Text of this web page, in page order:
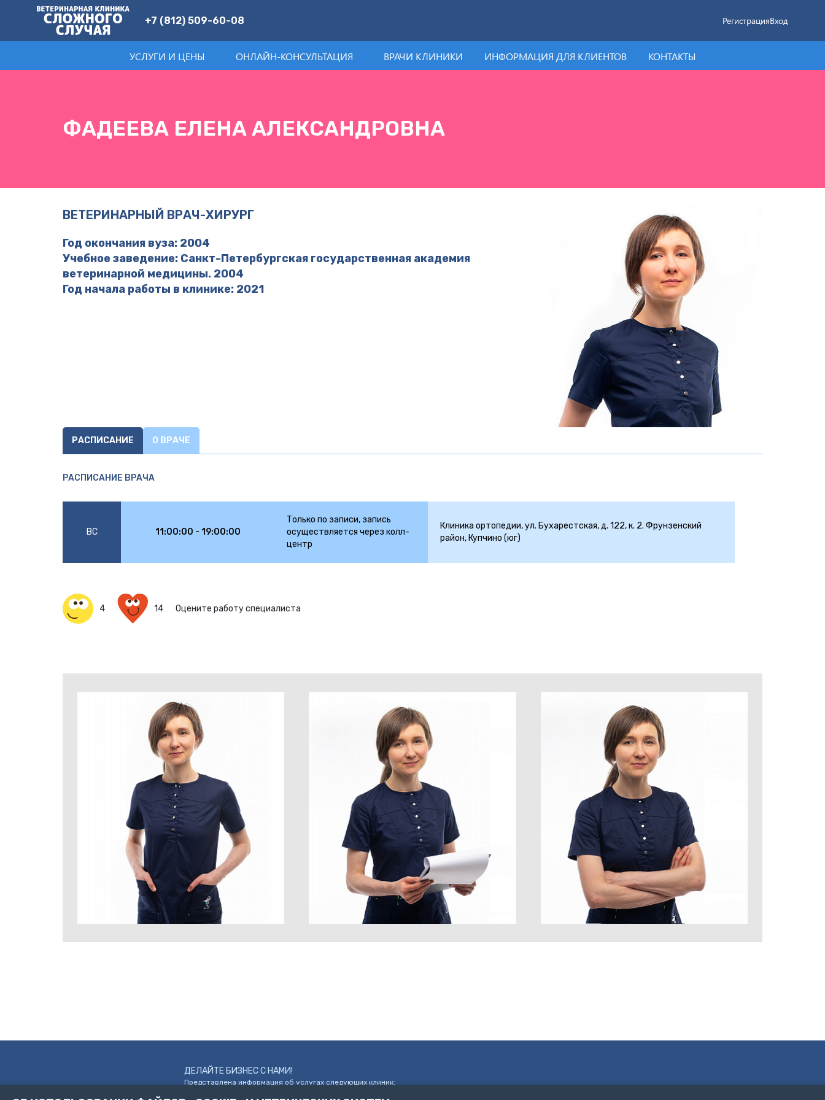
+7 (812) 509-60-08 РегистрацияВход
УСЛУГИ И ЦЕНЫ ОНЛАЙН-КОНСУЛЬТАЦИЯ ВРАЧИ КЛИНИКИ ИНФОРМАЦИЯ ДЛЯ КЛИЕНТОВ КОНТАКТЫ
ФАДЕЕВА ЕЛЕНА АЛЕКСАНДРОВНА
ВЕТЕРИНАРНЫЙ ВРАЧ-ХИРУРГ
Год окончания вуза: 2004
Учебное заведение: Санкт-Петербургская государственная академия
ветеринарной медицины. 2004
Год начала работы в клинике: 2021
РАСПИСАНИЕ О ВРАЧЕ
РАСПИСАНИЕ ВРАЧА
ВС 11:00:00 - 19:00:00
Только по записи, запись
осуществляется через колл-
центр
Клиника ортопедии, ул. Бухарестская, д. 122, к. 2. Фрунзенский
район, Купчино (юг)
4 14 Оцените работу специалиста
ДЕЛАЙТЕ БИЗНЕС С НАМИ!
Представлена информация об услугах следующих клиник: